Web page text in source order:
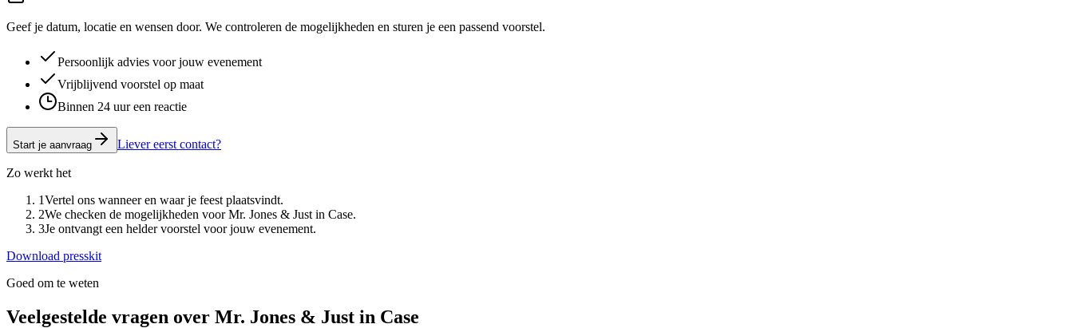
Geef je datum, locatie en wensen door. We controleren de mogelijkheden en sturen je een passend voorstel.
Persoonlijk advies voor jouw evenement
Vrijblijvend voorstel op maat
Binnen 24 uur een reactie
Start je aanvraag Liever eerst contact?
Zo werkt het
1Vertel ons wanneer en waar je feest plaatsvindt.
2We checken de mogelijkheden voor Mr. Jones & Just in Case.
3Je ontvangt een helder voorstel voor jouw evenement.
Download presskit
Goed om te weten
Veelgestelde vragen over Mr. Jones & Just in Case